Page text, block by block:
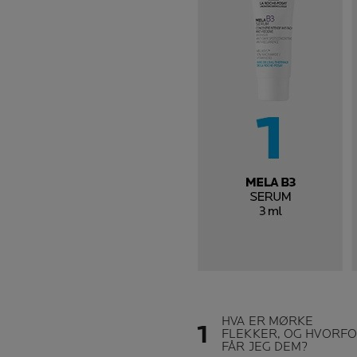
HVA ER MØRKE
FLEKKER, OG
FÅR JEG DEM?